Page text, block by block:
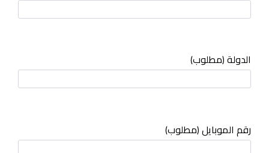
الدولة (مطلوب)
رقم الموبايل (مطلوب)